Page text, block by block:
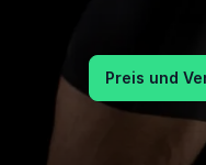
Preis und